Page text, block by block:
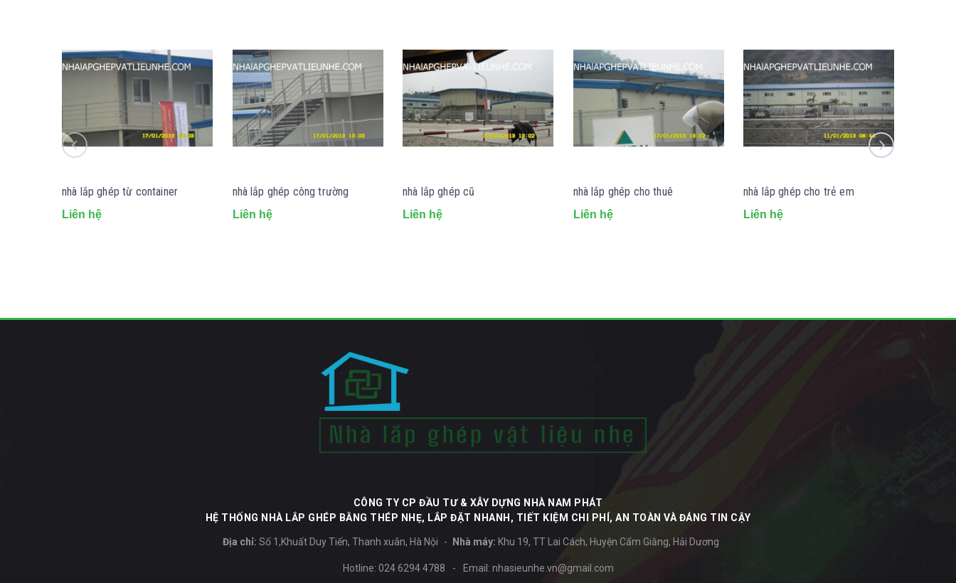
nhà lắp ghép từ container
Liên hệ
nhà lắp ghép công trường
Liên hệ
nhà lắp ghép cũ
Liên hệ
nhà lắp ghép cho thuê
Liên hệ
nhà lắp ghép cho trẻ em
Liên hệ
CÔNG TY CP ĐẦU TƯ & XÂY DỰNG NHÀ NAM PHÁT
HỆ THỐNG NHÀ LẮP GHÉP BẰNG THÉP NHẸ, LẮP ĐẶT NHANH, TIẾT KIỆM CHI PHÍ, AN TOÀN VÀ ĐÁNG TIN CẬY
Địa chỉ: Số 1,Khuất Duy Tiến, Thanh xuân, Hà Nội Nhà máy: Khu 19, TT Lai Cách, Huyện Cẩm Giằng, Hải Dương
Hotline: 024 6294 4788 - Email: nhasieunhe.vn@gmail.com